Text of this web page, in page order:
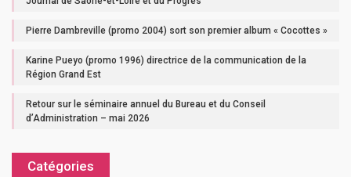
Pierre Dambreville (promo 2004) sort son premier album « Cocottes »
Karine Pueyo (promo 1996) directrice de la communication de la
Région Grand Est
Retour sur le séminaire annuel du Bureau et du Conseil
d’Administration – mai 2026
Catégories